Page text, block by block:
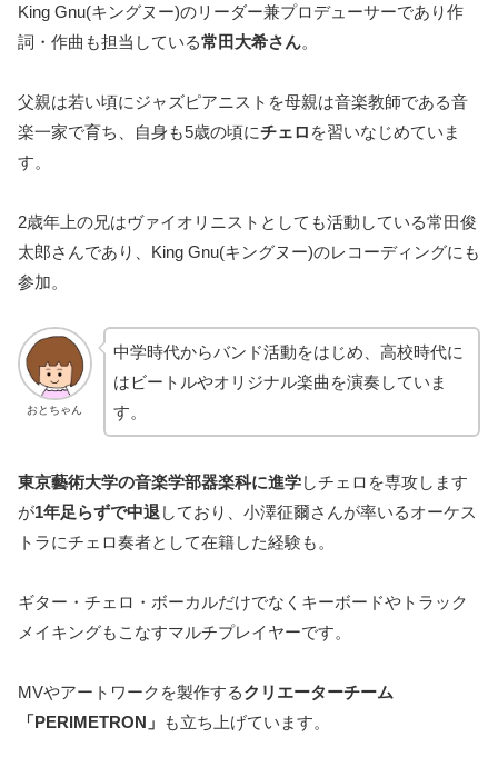
King Gnu(キングヌー)のリーダー兼プロデューサーであり作
詞・作曲も担当している常田大希さん。
父親は若い頃にジャズピアニストを母親は音楽教師である音
楽一家で育ち、自身も5歳の頃にチェロ を習いなじめていま
す。
2歳年上の兄はヴァイオリニストとしても活動している常田俊
太郎さんであり、King Gnu(キングヌー)のレコーディングにも
参加。
おとちゃん
中学時代からバンド活動をはじめ、高校時代に
はビートルやオリジナル楽曲を演奏していま
す。
東京藝術大学の音楽学部器楽科に進学しチェロを専攻します
が1年足らずで中退 しており、小澤征爾さんが率いるオーケス
トラにチェロ奏者として在籍した経験も。
ギター・チェロ・ボーカルだけでなくキーボードやトラック
メイキングもこなすマルチプレイヤーです。
MVやアートワークを製作するクリエーターチーム
「PERIMETRON」
も立ち上げています。